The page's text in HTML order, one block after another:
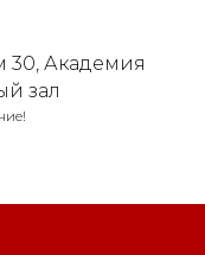
30, Академия
зал